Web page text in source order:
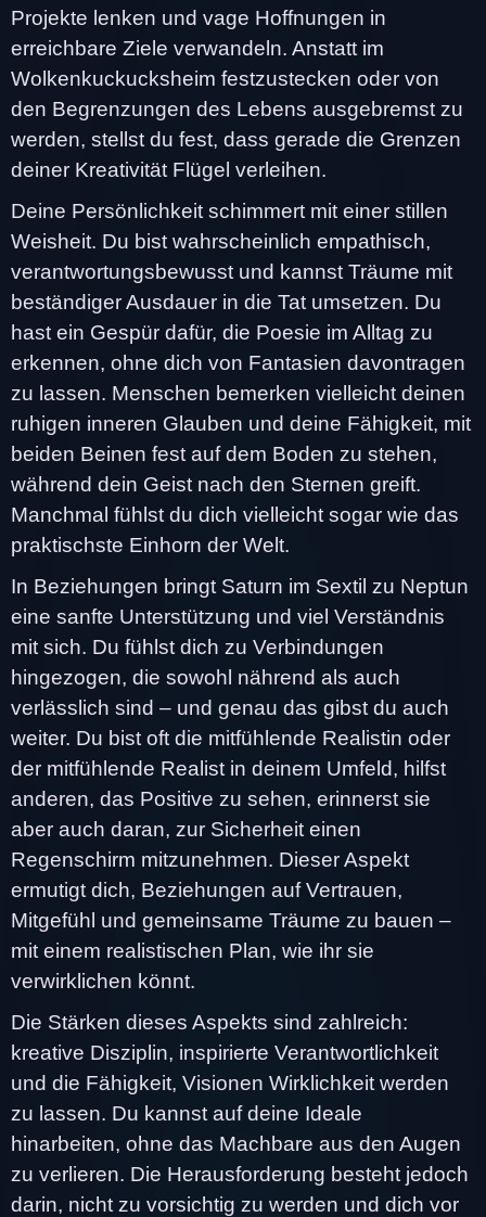
Projekte lenken und vage Hoffnungen in
erreichbare Ziele verwandeln. Anstatt im
Wolkenkuckucksheim festzustecken oder von
den Begrenzungen des Lebens ausgebremst zu
werden, stellst du fest, dass gerade die Grenzen
deiner Kreativität Flügel verleihen.
Deine Persönlichkeit schimmert mit einer stillen
Weisheit. Du bist wahrscheinlich empathisch,
verantwortungsbewusst und kannst Träume mit
beständiger Ausdauer in die Tat umsetzen. Du
hast ein Gespür dafür, die Poesie im Alltag zu
erkennen, ohne dich von Fantasien davontragen
zu lassen. Menschen bemerken vielleicht deinen
ruhigen inneren Glauben und deine Fähigkeit, mit
beiden Beinen fest auf dem Boden zu stehen,
während dein Geist nach den Sternen greift.
Manchmal fühlst du dich vielleicht sogar wie das
praktischste Einhorn der Welt.
In Beziehungen bringt Saturn im Sextil zu Neptun
eine sanfte Unterstützung und viel Verständnis
mit sich. Du fühlst dich zu Verbindungen
hingezogen, die sowohl nährend als auch
verlässlich sind – und genau das gibst du auch
weiter. Du bist oft die mitfühlende Realistin oder
der mitfühlende Realist in deinem Umfeld, hilfst
anderen, das Positive zu sehen, erinnerst sie
aber auch daran, zur Sicherheit einen
Regenschirm mitzunehmen. Dieser Aspekt
ermutigt dich, Beziehungen auf Vertrauen,
Mitgefühl und gemeinsame Träume zu bauen –
mit einem realistischen Plan, wie ihr sie
verwirklichen könnt.
Die Stärken dieses Aspekts sind zahlreich:
kreative Disziplin, inspirierte Verantwortlichkeit
und die Fähigkeit, Visionen Wirklichkeit werden
zu lassen. Du kannst auf deine Ideale
hinarbeiten, ohne das Machbare aus den Augen
zu verlieren. Die Herausforderung besteht jedoch
darin, nicht zu vorsichtig zu werden und dich vor